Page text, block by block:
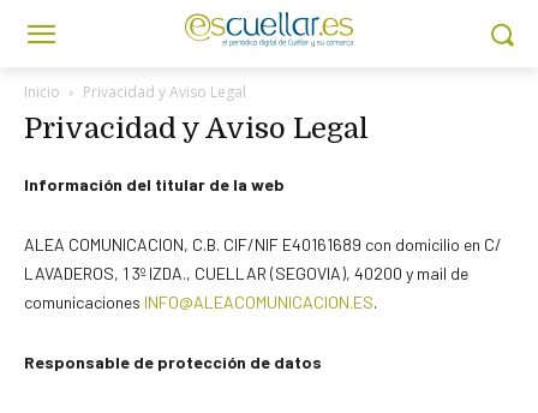
Inicio Privacidad y Aviso Legal
Privacidad y Aviso Legal
Información del titular de la web
ALEA COMUNICACION, C.B. CIF/NIF E40161689 con domicilio en C/
LAVADEROS, 1 3º IZDA., CUELLAR (SEGOVIA), 40200 y mail de
comunicaciones INFO@ALEACOMUNICACION.ES.
Responsable de protección de datos